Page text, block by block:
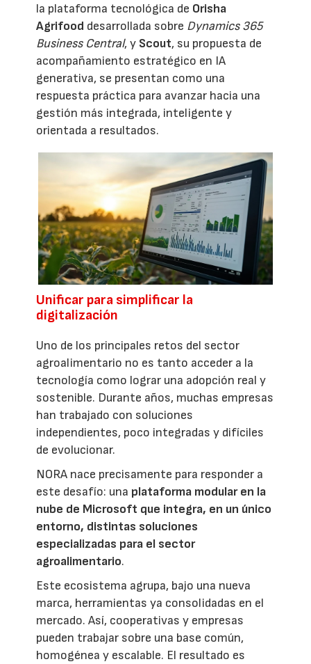
la plataforma tecnológica de Orisha
Agrifood desarrollada sobre Dynamics 365
Business Central, y Scout, su propuesta de
acompañamiento estratégico en IA
generativa, se presentan como una
respuesta práctica para avanzar hacia una
gestión más integrada, inteligente y
orientada a resultados.
Unificar para simplificar la
digitalización
Uno de los principales retos del sector
agroalimentario no es tanto acceder a la
tecnología como lograr una adopción real y
sostenible. Durante años, muchas empresas
han trabajado con soluciones
independientes, poco integradas y difíciles
de evolucionar.
NORA nace precisamente para responder a
este desafío: una plataforma modular en la
nube de Microsoft que integra, en un único
entorno, distintas soluciones
especializadas para el sector
agroalimentario.
Este ecosistema agrupa, bajo una nueva
marca, herramientas ya consolidadas en el
mercado. Así, cooperativas y empresas
pueden trabajar sobre una base común,
homogénea y escalable. El resultado es